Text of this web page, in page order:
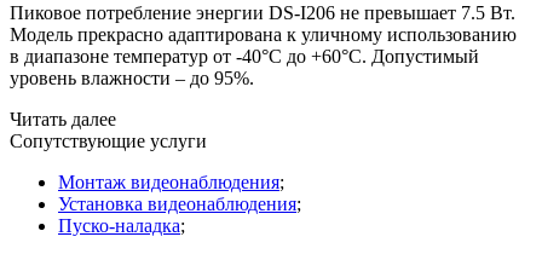
Пиковое потребление энергии DS-I206 не превышает 7.5 Вт.
Модель прекрасно адаптирована к уличному использованию
в диапазоне температур от -40°C до +60°C. Допустимый
уровень влажности – до 95%.
Читать далее
Сопутствующие услуги
Монтаж видеонаблюдения;
Установка видеонаблюдения;
Пуско-наладка;